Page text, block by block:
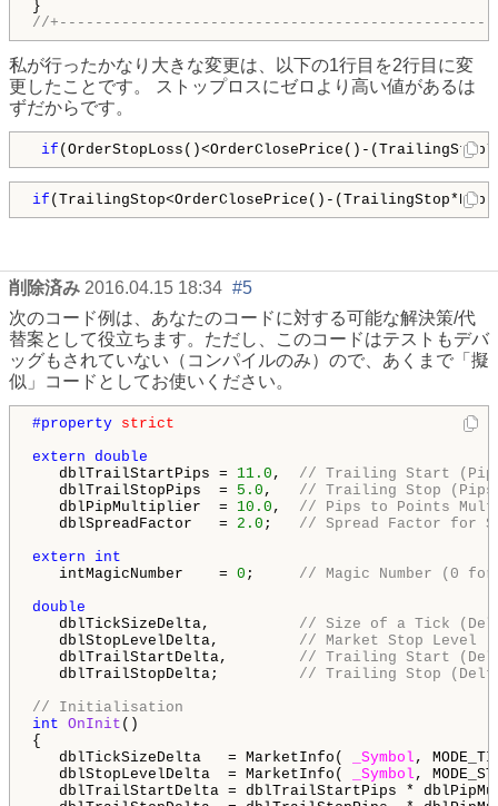
//
私が行ったかなり大きな変更は、以下の1行目を2行目に変
更したことです。 ストップロスにゼロより高い値があるは
ずだからです。
if (OrderStopLoss()<OrderClosePrice()-
if (TrailingStop<OrderClosePrice()-
削除済み 2016.04.15 18:34 #5
次のコード例は、あなたのコードに対する可能な解決策/代
替案として役立ちます。ただし、このコードはテストもデバ
ッグもされていない（コンパイルのみ）ので、あくまで「擬
似」コードとしてお使いください。
#property strict
extern double
dblTrailStartPips = 11.0 , // Trailing Start
dblTrailStopPips  = 5.0 , // Trailing Stop
dblPipMultiplier  = 10.0 , // Pips to Points
dblSpreadFactor   = 2.0 ; // Spread Factor for
extern
int
intMagicNumber    = 0 ; // Magic Number (0 for
double
dblTickSizeDelta, // Size of a Tick
dblStopLevelDelta, // Market Stop Level
dblTrailStartDelta, // Trailing Start
dblTrailStopDelta; // Trailing Stop
// Initialisation
int OnInit ()
{
dblTickSizeDelta   = MarketInfo(
_Symbol ,
dblStopLevelDelta  = MarketInfo(
_Symbol ,
dblTrailStartDelta = dblTrailStartPips *